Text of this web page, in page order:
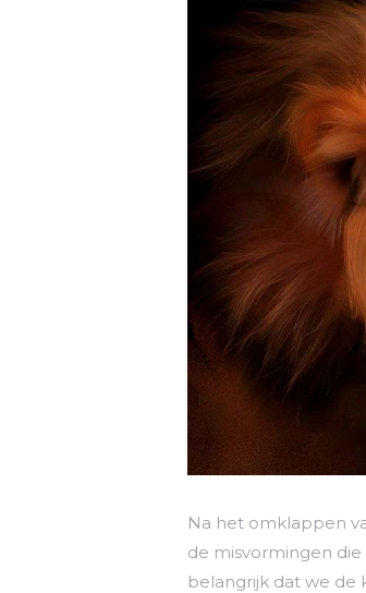
Na het omklappen
de misvormingen
belangrijk dat we de